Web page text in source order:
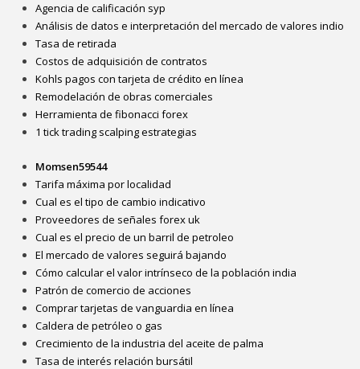
Agencia de calificación syp
Análisis de datos e interpretación del mercado de valores indio
Tasa de retirada
Costos de adquisición de contratos
Kohls pagos con tarjeta de crédito en línea
Remodelación de obras comerciales
Herramienta de fibonacci forex
1 tick trading scalping estrategias
Momsen59544
Tarifa máxima por localidad
Cual es el tipo de cambio indicativo
Proveedores de señales forex uk
Cual es el precio de un barril de petroleo
El mercado de valores seguirá bajando
Cómo calcular el valor intrínseco de la población india
Patrón de comercio de acciones
Comprar tarjetas de vanguardia en línea
Caldera de petróleo o gas
Crecimiento de la industria del aceite de palma
Tasa de interés relación bursátil